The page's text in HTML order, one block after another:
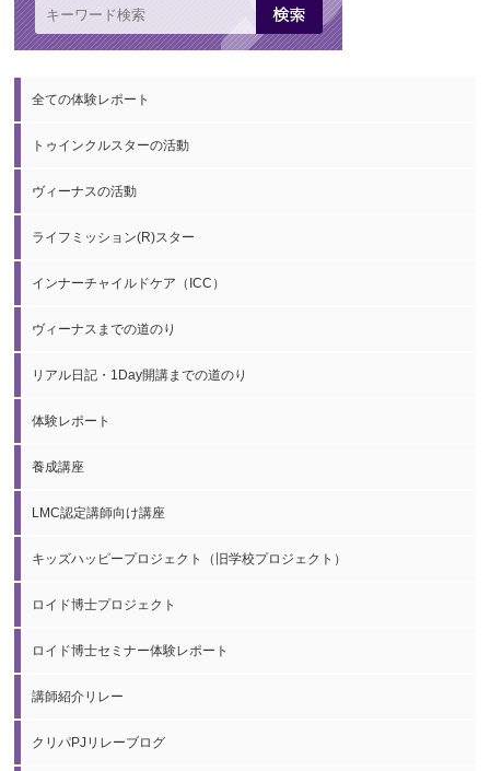
全ての体験レポート
トゥインクルスターの活動
ヴィーナスの活動
ライフミッション(R)スター
インナーチャイルドケア（ICC）
ヴィーナスまでの道のり
リアル日記・1Day開講までの道のり
体験レポート
養成講座
LMC認定講師向け講座
キッズハッピープロジェクト（旧学校プロジェクト）
ロイド博士プロジェクト
ロイド博士セミナー体験レポート
講師紹介リレー
クリパPJリレーブログ